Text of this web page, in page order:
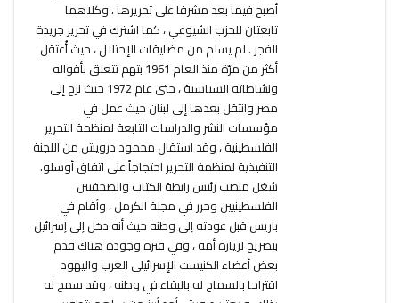
أصبح فيما بعد مشرفا على تحريرها ، وكلاهما
تابعتان للحزب الشيوعي ، كما اشترك في تحرير جريدة
الفجر . لم يسلم من مضايقات الإحتلال ، حيث أُعتقل
أكثر من مرّة منذ العام 1961 بتهم تتعلق بأقواله
ونشاطاته السياسية ، حتى عام 1972 حيث نزح إلى
مصر وانتقل بعدها إلى لبنان حيث عمل في
مؤسسات النشر والدراسات التابعة لمنظمة التحرير
الفلسطينية ، وقد استقال محمود درويش من اللجنة
التنفيذية لمنظمة التحرير احتجاجاً على اتفاق أوسلو.
شغل منصب رئيس رابطة الكتاب والصحفيين
الفلسطينيين وحرر في مجلة الكرمل ، وأقام في
باريس قبل عودته إلى وطنه حيث أنه دخل إلى إسرائيل
بتصريح لزيارة أمه ، وفي فترة وجوده هناك قدم
بعض أعضاء الكنيست الإسرائيلي العرب واليهود
اقتراحا بالسماح له بالبقاء في وطنه ، وقد سمح له